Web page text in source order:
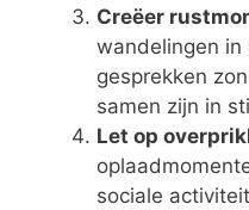
Creëer
wandelingen in
gesprekken
samen zijn in
Let op
sociale